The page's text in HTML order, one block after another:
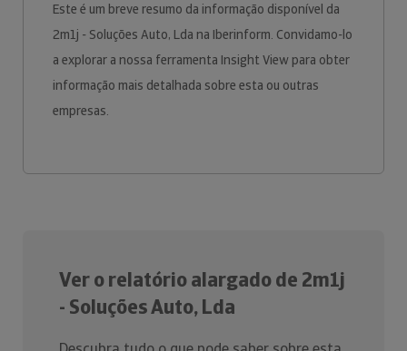
Este é um breve resumo da informação disponível da
2m1j - Soluções Auto, Lda na Iberinform. Convidamo-lo
a explorar a nossa ferramenta Insight View para obter
informação mais detalhada sobre esta ou outras
empresas.
Ver o relatório alargado de 2m1j
- Soluções Auto, Lda